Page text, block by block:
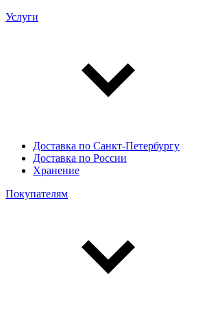
Услуги
Доставка по Санкт-Петербургу
Доставка по России
Хранение
Покупателям